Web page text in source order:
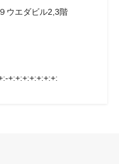
ウエダビル2,3階
+:+:+:+:+:+:+: